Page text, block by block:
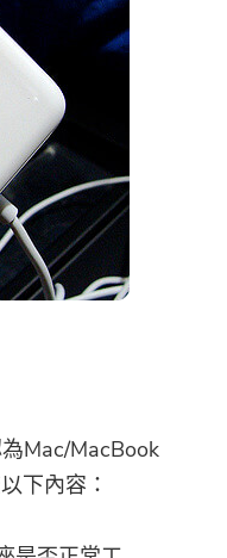
Mac/MacBook
下內容：